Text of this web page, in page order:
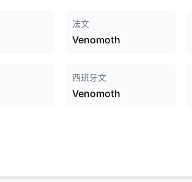
法文
Venomoth
西班牙文
Venomoth